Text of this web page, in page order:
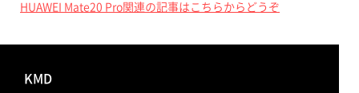
HUAWEI Mate20 Pro関連の記事はこちらからどうぞ
KMD